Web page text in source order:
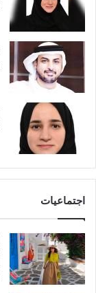
اجتماعيات